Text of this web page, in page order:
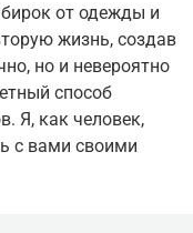
от одежды и
жизнь, создав
но и невероятно
способ
Я, как человек,
с вами своими